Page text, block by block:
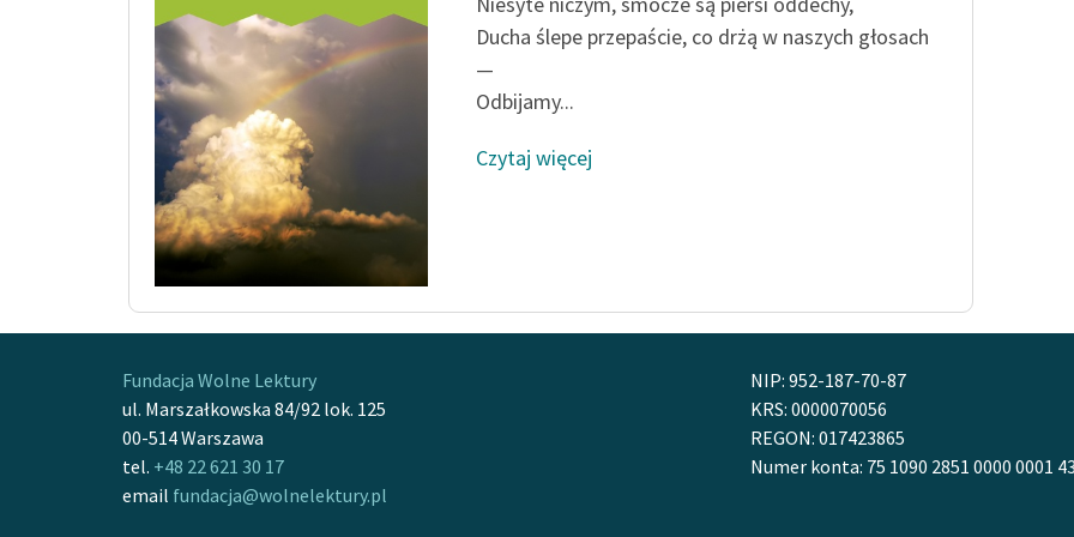
Odkurzamy bohaterów
Ducha ślepe przepaście, co drżą w naszych głosach
—
Odbijamy...
Czytaj więcej
Fundacja Wolne Lektury
ul. Marszałkowska 84/92 lok. 125
00-514 Warszawa
tel. +48 22 621 30 17
email fundacja@wolnelektury.pl
NIP: 952-187-70-87
KRS: 0000070056
REGON: 017423865
Numer konta: 75 1090 2851 0000 0001